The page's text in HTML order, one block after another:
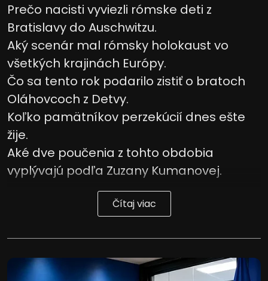
Prečo nacisti vyviezli rómske deti z
Bratislavy do Auschwitzu.
Aký scenár mal rómsky holokaust vo
všetkých krajinách Európy.
Čo sa tento rok podarilo zistiť o bratoch
Oláhovcoch z Detvy.
Koľko pamätníkov perzekúcií dnes ešte
žije.
Aké dve poučenia z tohto obdobia
vyplývajú podľa Zuzany Kumanovej.
Čítaj viac